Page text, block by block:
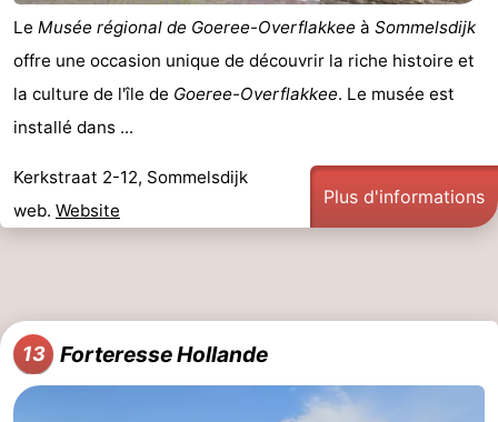
Le Musée régional de Goeree-Overflakkee à Sommelsdijk
offre une occasion unique de découvrir la riche histoire et
la culture de l'île de Goeree-Overflakkee. Le musée est
installé dans ...
Kerkstraat 2-12, Sommelsdijk
web. Website
Plus d'informations
13 Forteresse Hollande